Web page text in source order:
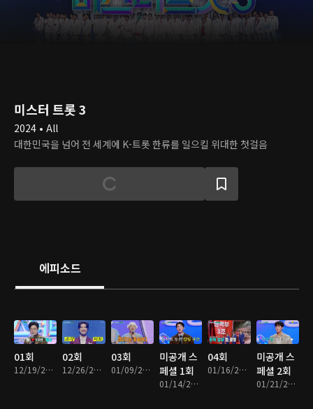
미스터 트롯 3
2024 • All
대한민국을 넘어 전 세계에 K-트롯 한류를 일으킬 위대한 첫걸음
에피소드
01회
12/19/2024 • 2시간 44분
02회
12/26/2024 • 2시간 42분
03회
01/09/2025 • 2시간 18분
미공개 스
페셜 1회
01/14/2025 • 1시간 56분
04회
01/16/2025 • 2시간 43분
미공개 스
페셜 2회
01/21/2025 • 1시간 40분